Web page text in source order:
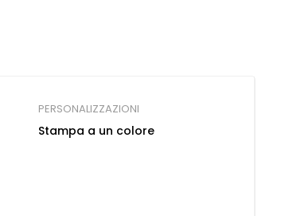
PERSONALIZZAZIONI
Stampa a un colore